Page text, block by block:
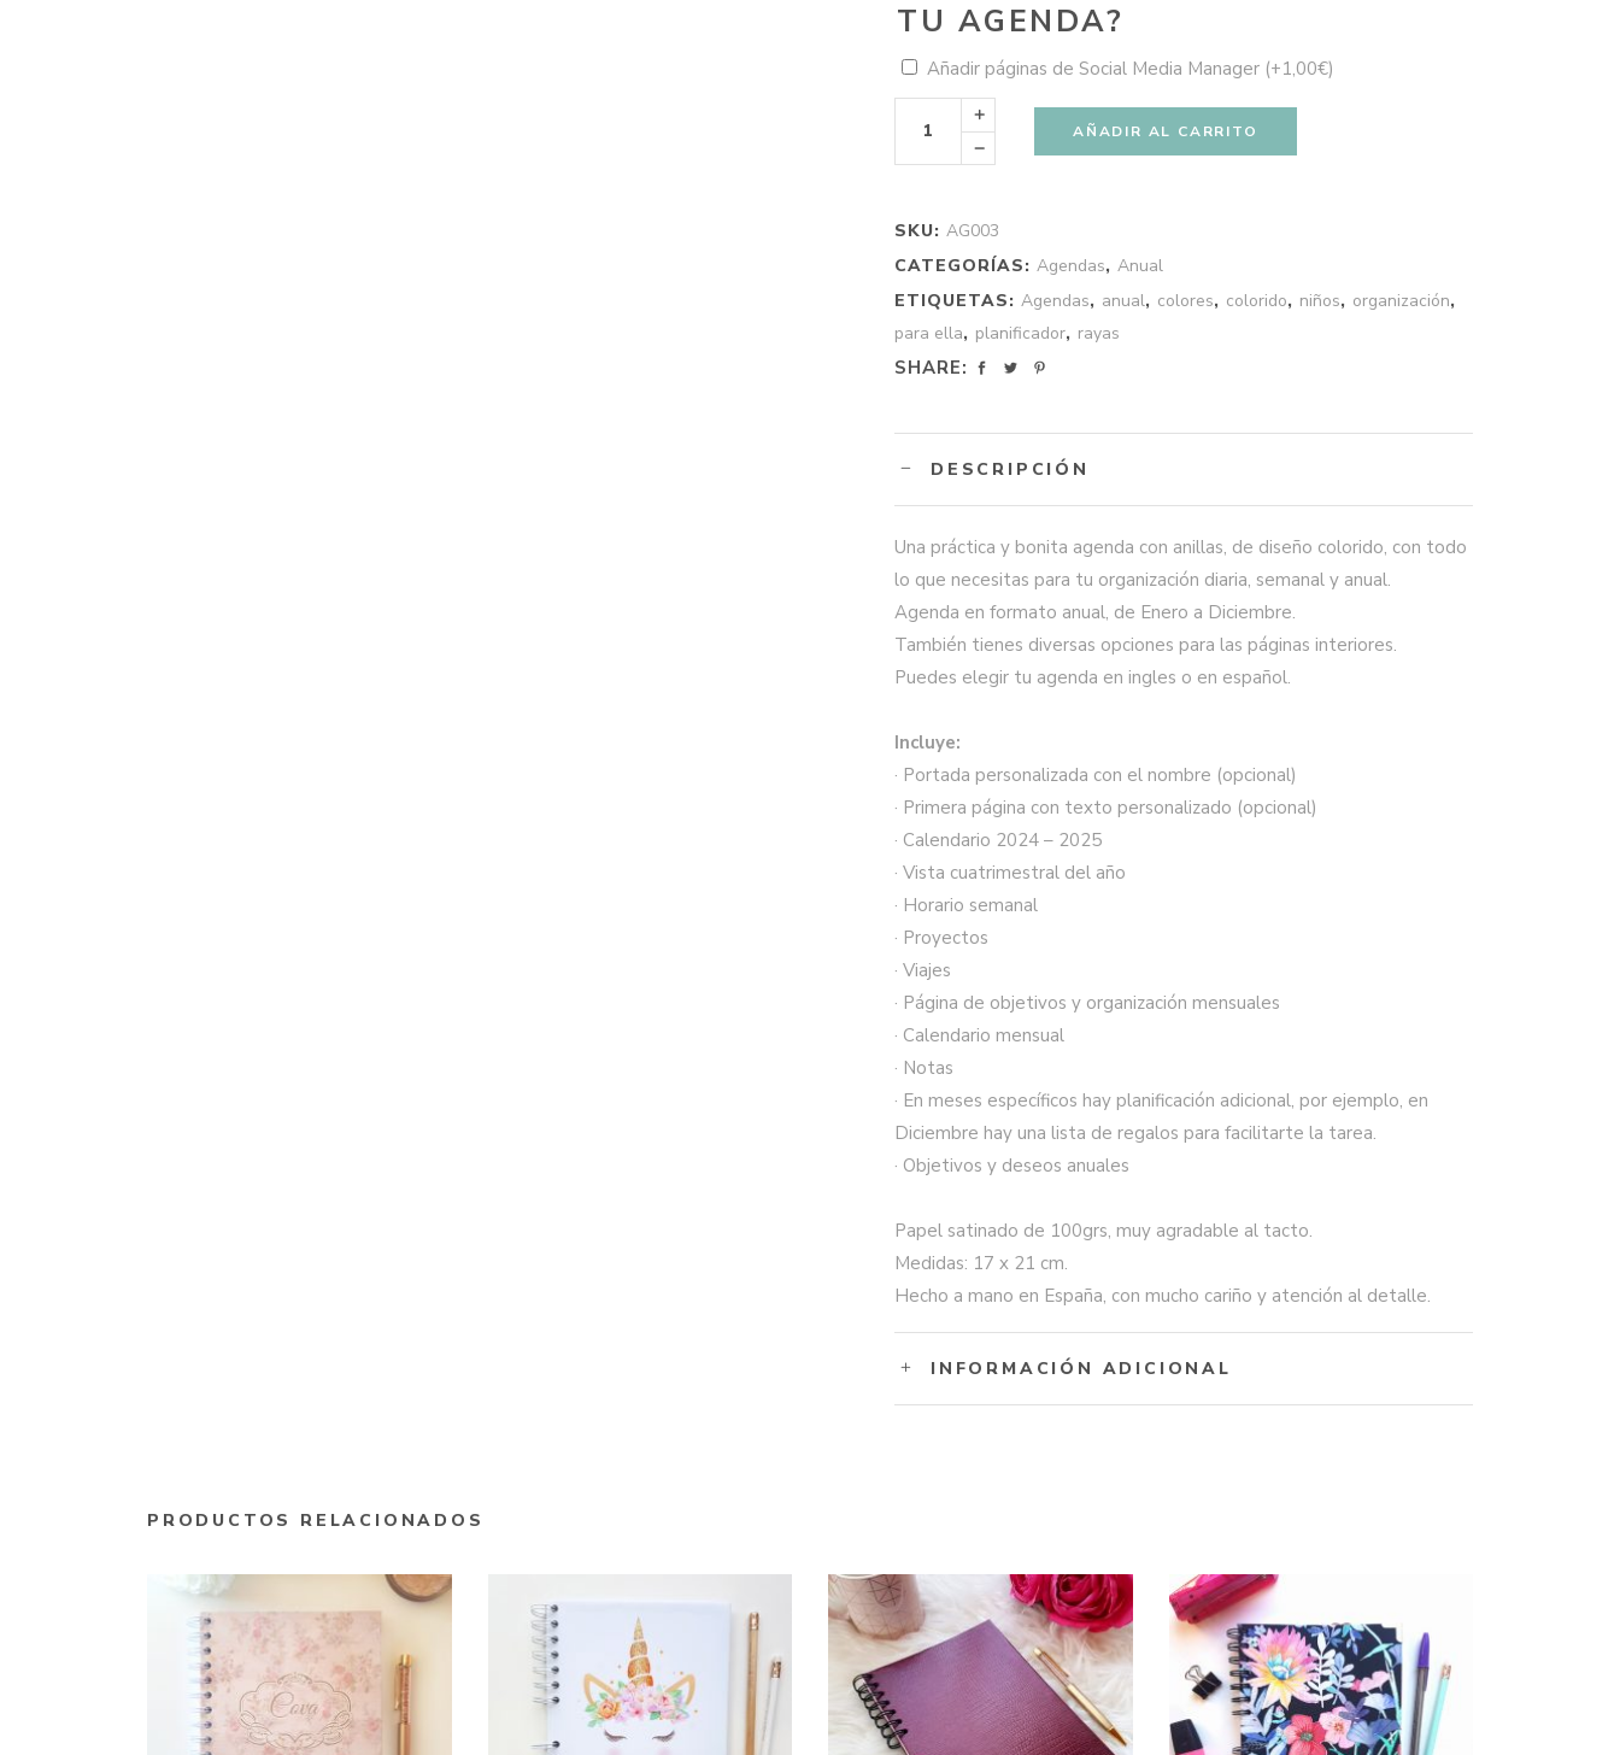
TU AGENDA?
Añadir páginas de Social Media Manager (+1,00€)
Agenda
Rayas
Colores
-
AÑADIR AL CARRITO
SKU: AG003
CATEGORÍAS: Agendas, Anual
ETIQUETAS: Agendas, anual, colores, colorido, niños, organización,
para ella, planificador, rayas
SHARE:
DESCRIPCIÓN
Una práctica y bonita agenda con anillas, de diseño colorido, con todo
lo que necesitas para tu organización diaria, semanal y anual.
Agenda en formato anual, de Enero a Diciembre.
También tienes diversas opciones para las páginas interiores.
Puedes elegir tu agenda en ingles o en español.
Incluye:
· Portada personalizada con el nombre (opcional)
· Primera página con texto personalizado (opcional)
· Calendario 2024 – 2025
· Vista cuatrimestral del año
· Horario semanal
· Proyectos
· Viajes
· Página de objetivos y organización mensuales
· Calendario mensual
· Notas
· En meses específicos hay planificación adicional, por ejemplo, en
Diciembre hay una lista de regalos para facilitarte la tarea.
· Objetivos y deseos anuales
Papel satinado de 100grs, muy agradable al tacto.
Medidas: 17 x 21 cm.
Hecho a mano en España, con mucho cariño y atención al detalle.
INFORMACIÓN ADICIONAL
PRODUCTOS RELACIONADOS
SELECCIONAR SELECCIONAR producto SELECCIONAR producto
tiene
SELECCIONAR